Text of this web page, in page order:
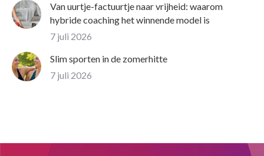
Van uurtje-factuurtje naar vrijheid: waarom
hybride coaching het winnende model is
7 juli 2026
Slim sporten in de zomerhitte
7 juli 2026